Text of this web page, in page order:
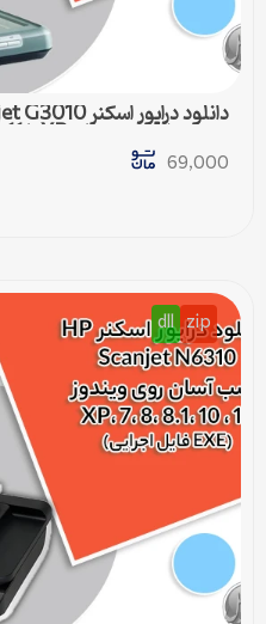
سریع برای ویندوزهای XP تا 11
69,000
zip
dll